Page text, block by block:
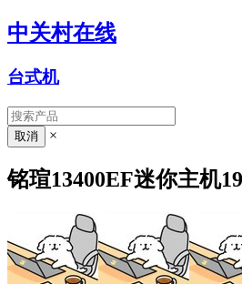
中关村在线
台式机
×
铭瑄13400EF迷你主机